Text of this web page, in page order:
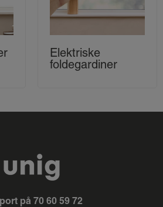
Elektriske
foldegardiner
på 70 60 59 72